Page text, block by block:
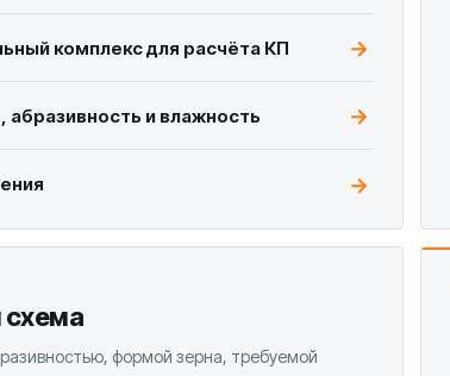
комплекс для расчёта КП
и влажность
схема
формой зерна, требуемой